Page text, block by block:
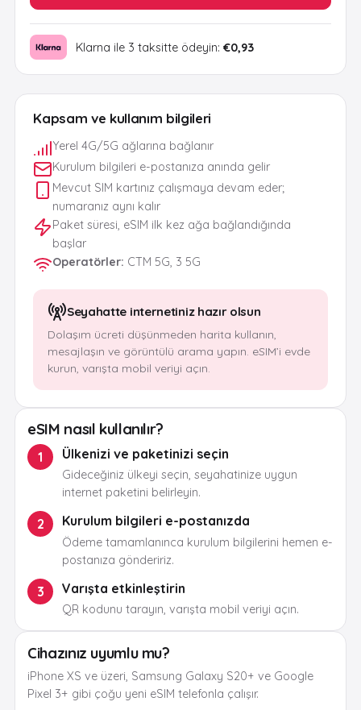
Kapsam ve kullanım bilgileri
Yerel 4G/5G ağlarına bağlanır
Kurulum bilgileri e-postanıza anında gelir
Mevcut SIM kartınız çalışmaya devam eder;
numaranız aynı kalır
Paket süresi, eSIM ilk kez ağa bağlandığında
başlar
Operatörler: CTM 5G, 3 5G
Seyahatte internetiniz hazır olsun
Dolaşım ücreti düşünmeden harita kullanın,
mesajlaşın ve görüntülü arama yapın. eSIM’i evde
kurun, varışta mobil veriyi açın.
eSIM nasıl kullanılır?
1 Ülkenizi ve paketinizi seçin
Gideceğiniz ülkeyi seçin, seyahatinize uygun
internet paketini belirleyin.
2 Kurulum bilgileri e-postanızda
Ödeme tamamlanınca kurulum bilgilerini hemen e-
postanıza göndeririz.
3 Varışta etkinleştirin
QR kodunu tarayın, varışta mobil veriyi açın.
Cihazınız uyumlu mu?
iPhone XS ve üzeri, Samsung Galaxy S20+ ve Google
Pixel 3+ gibi çoğu yeni eSIM telefonla çalışır.
Klarna ile 3 taksitte ödeyin: €0,93